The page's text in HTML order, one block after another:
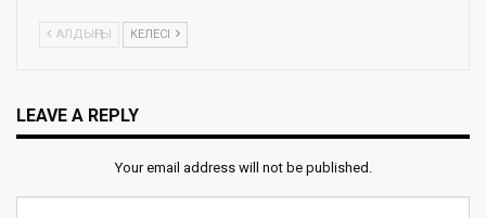
АЛДЫҢҒЫ КЕЛЕСІ
LEAVE A REPLY
Your email address will not be published.